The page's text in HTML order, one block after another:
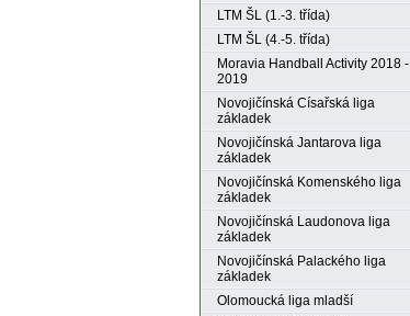
LTM ŠL (1.-3. třída)
LTM ŠL (4.-5. třída)
Moravia Handball Activity 2018 -
2019
Novojičínská Císařská liga
základek
Novojičínská Jantarova liga
základek
Novojičínská Komenského liga
základek
Novojičínská Laudonova liga
základek
Novojičínská Palackého liga
základek
Olomoucká liga mladší